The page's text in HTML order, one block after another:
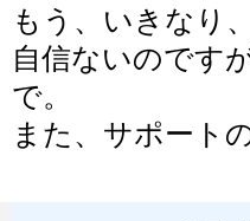
もう、いきなり
自信ないのです
で。
また、サポート